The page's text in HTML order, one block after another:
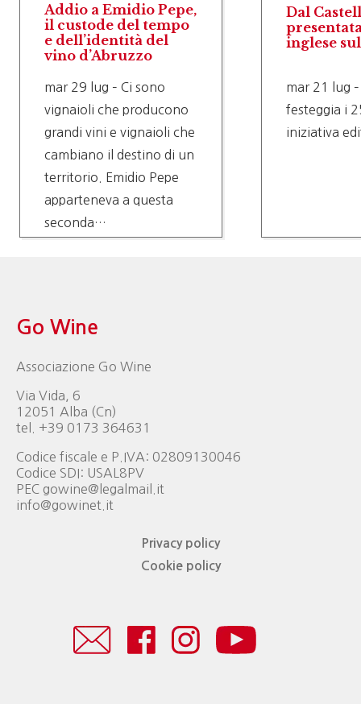
Addio a Emidio Pepe,
il custode del tempo
e dell’identità del
vino d’Abruzzo
mar 29 lug – Ci sono
vignaioli che producono
grandi vini e vignaioli che
cambiano il destino di un
territorio. Emidio Pepe
apparteneva a questa
seconda…
Dal
inglese
mar 21 lug
festeggia i
iniziativa
Go Wine
Associazione Go Wine
Via Vida, 6
12051 Alba (Cn)
tel. +39 0173 364631
Codice fiscale e P.IVA: 02809130046
Codice SDI: USAL8PV
PEC gowine@legalmail.it
info@gowinet.it
Privacy policy
Cookie policy